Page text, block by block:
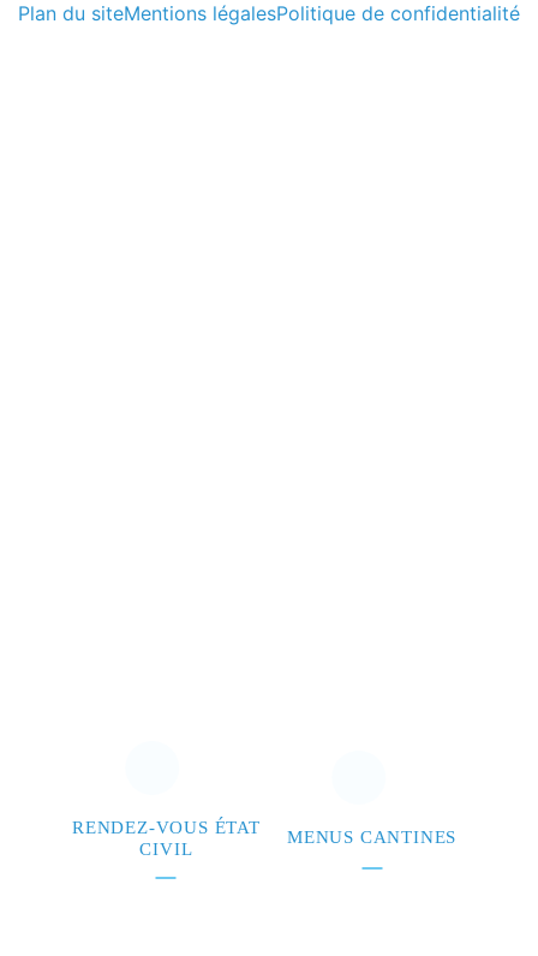
Plan du siteMentions légalesPolitique de confidentialité
RENDEZ-VOUS ÉTAT
CIVIL
MENUS CANTINES